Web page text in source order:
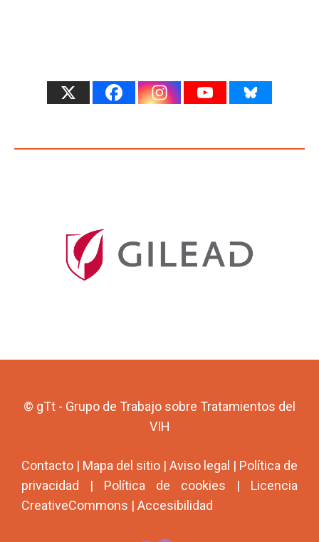
© gTt - Grupo de Trabajo sobre Tratamientos del
VIH
Contacto | Mapa del sitio | Aviso legal | Política de
privacidad | Política de cookies | Licencia
CreativeCommons | Accesibilidad